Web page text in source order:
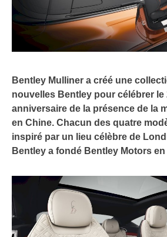
Bentley Mulliner a créé une
nouvelles Bentley pour célébrer le
anniversaire de la présence de la
en Chine. Chacun des quatre
inspiré par un lieu célèbre de
Bentley a fondé Bentley Motors en